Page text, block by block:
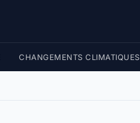
CHANGEMENTS CLIMATIQUES